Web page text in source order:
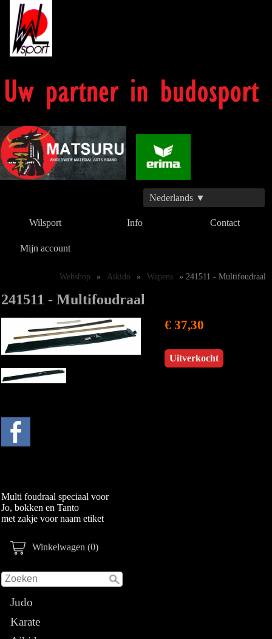
Nederlands ▼
Wilsport Info Contact
Mijn account
Winkelwagen (0)
Judo
Karate
Webshop » Aikido » Wapens » 241511 - Multifoudraal
241511 - Multifoudraal
€ 37,30
Uitverkocht
Multi foudraal speciaal voor
Jo, bokken en Tanto
met zakje voor naam etiket